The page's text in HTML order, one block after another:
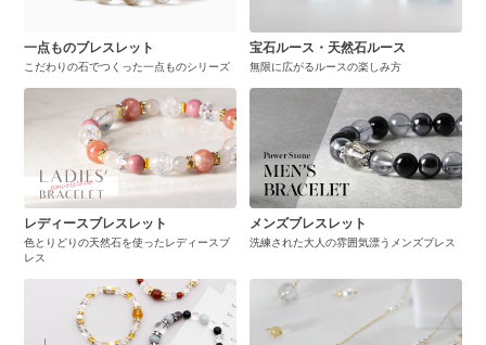
一点ものブレスレット
こだわりの石でつくった一点ものシリーズ
宝石ルース・天然石ルース
無限に広がるルースの楽しみ方
レディースブレスレット
色とりどりの天然石を使ったレディースブ
レス
メンズブレスレット
洗練された大人の雰囲気漂うメンズブレス